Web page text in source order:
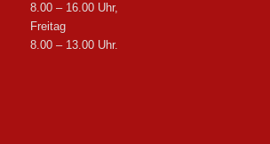
8.00 – 16.00 Uhr,
Freitag
8.00 – 13.00 Uhr.